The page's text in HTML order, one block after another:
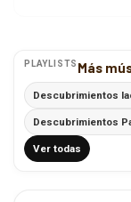
PLAYLISTS Más
Descubrimientos
Descubrimientos
Ver todas